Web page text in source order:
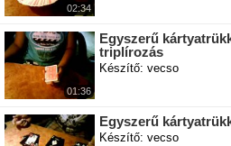
02:34
01:36
Egyszerű
triplírozás
Készítő: vecso
Egyszerű
Készítő: vecso